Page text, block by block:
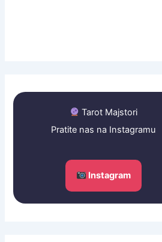
Tarot Majstori
Pratite nas na Instagramu
Instagram